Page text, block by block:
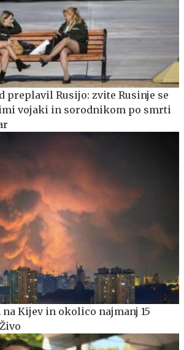
preplavil Rusijo: zvite Rusinje se
vojaki in sorodnikom po smrti
Kijev in okolico najmanj 15